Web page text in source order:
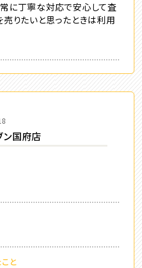
に丁寧な対応で安心して査
りたいと思ったときは利用
ン国府店
と